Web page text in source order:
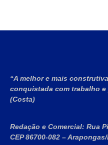
“A melhor e mais
conquistada com trabalho e
(Costa)
Redação e Comercial: Rua
CEP 86700-082 – Arapongas/